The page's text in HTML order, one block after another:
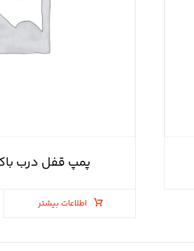
پمپ قفل درب
اطلاعات بیشتر